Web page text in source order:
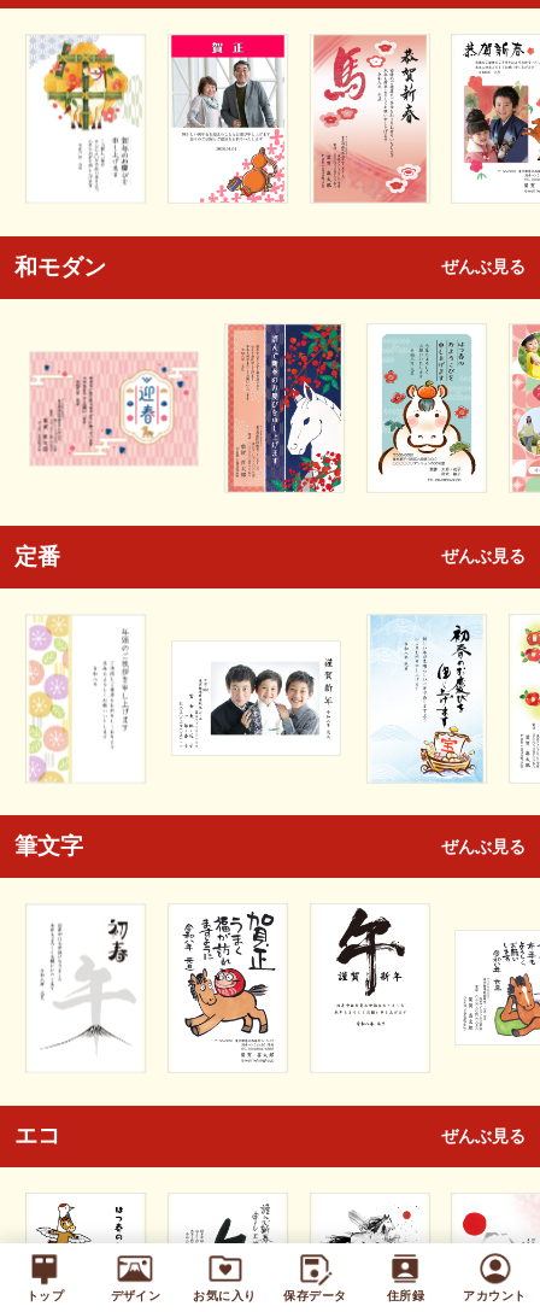
トップ デザイン お気に入り 保存データ 住所録 アカウント
和モダン ぜんぶ見る
定番 ぜんぶ見る
筆文字 ぜんぶ見る
エコ ぜんぶ見る